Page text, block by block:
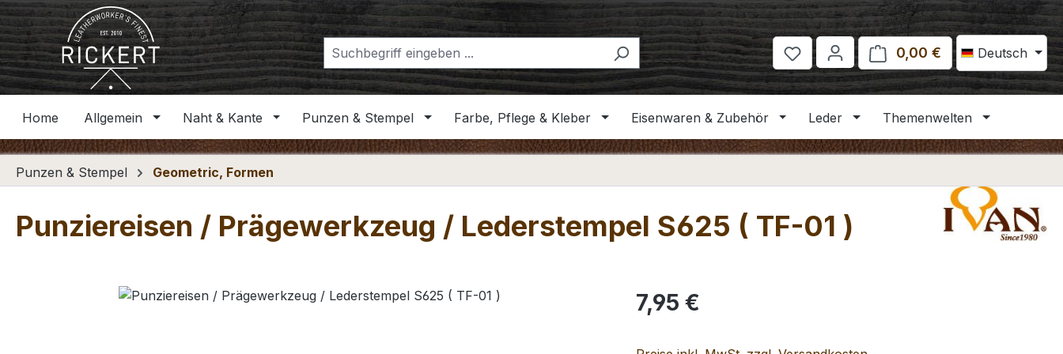
Hauptinhalt springen
Zur Suche springen
Zur Hauptnavigation springen
Deutsch
0,00 € Warenkorb
Home Allgemein Naht & Kante Punzen & Stempel Farbe, Pflege & Kleber Eisenwaren & Zubehör Leder Themenwelten
Punzen & Stempel Geometric, Formen
Punziereisen / Prägewerkzeug / Lederstempel S625 ( TF-01 )
Bildergalerie überspringen Regulärer Preis:
7,95 €